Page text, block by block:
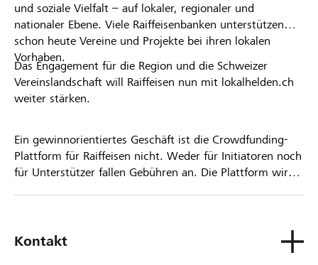
und soziale Vielfalt – auf lokaler, regionaler und
nationaler Ebene. Viele Raiffeisenbanken unterstützen
schon heute Vereine und Projekte bei ihren lokalen
Vorhaben.
Das Engagement für die Region und die Schweizer
Vereinslandschaft will Raiffeisen nun mit lokalhelden.ch
weiter stärken.
Ein gewinnorientiertes Geschäft ist die Crowdfunding-
Plattform für Raiffeisen nicht. Weder für Initiatoren noch
für Unterstützer fallen Gebühren an. Die Plattform wird
Kontakt